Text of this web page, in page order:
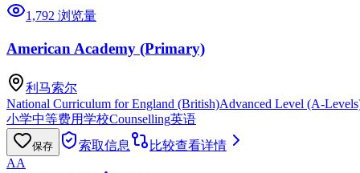
1,792 浏览量
American Academy (Primary)
利马索尔
National Curriculum for England (British)Advanced Level (A-
小学中等费用学校Counselling英语
保存 索取信息 比较查看详情
AA